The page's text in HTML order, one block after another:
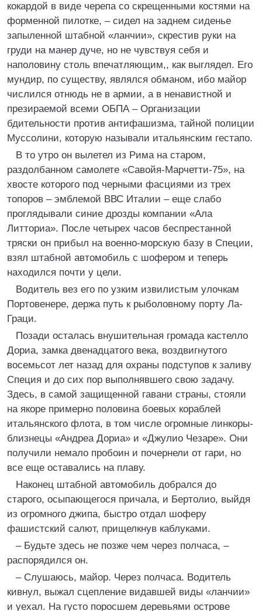
кокардой в виде черепа со скрещенными костями на
форменной пилотке, – сидел на заднем сиденье
запыленной штабной «ланчии», скрестив руки на
груди на манер дуче, но не чувствуя себя и
наполовину столь впечатляющим,, как выглядел. Его
мундир, по существу, являлся обманом, ибо майор
числился отнюдь не в армии, а в ненавистной и
презираемой всеми ОБПА – Организации
бдительности против антифашизма, тайной полиции
Муссолини, которую называли итальянским гестапо.
В то утро он вылетел из Рима на старом,
раздолбанном самолете «Савойя-Марчетти-75», на
хвосте которого под черными фасциями из трех
топоров – эмблемой ВВС Италии – еще слабо
проглядывали синие дрозды компании «Ала
Литториа». После четырех часов беспрестанной
тряски он прибыл на военно-морскую базу в Специи,
взял штабной автомобиль с шофером и теперь
находился почти у цели.
Водитель вез его по узким извилистым улочкам
Портовенере, держа путь к рыболовному порту Ла-
Граци.
Позади осталась внушительная громада кастелло
Дориа, замка двенадцатого века, воздвигнутого
восемьсот лет назад для охраны подступов к заливу
Специя и до сих пор выполнявшего свою задачу.
Здесь, в самой защищенной гавани страны, стояли
на якоре примерно половина боевых кораблей
итальянского флота, в том числе огромные линкоры-
близнецы «Андреа Дориа» и «Джулио Чезаре». Они
получили немало пробоин и почернели от гари, но
все еще оставались на плаву.
Наконец штабной автомобиль добрался до
старого, осыпающегося причала, и Бертолио, выйдя
из огромного джипа, быстро отдал шоферу
фашистский салют, прищелкнув каблуками.
– Будьте здесь не позже чем через полчаса, –
распорядился он.
– Слушаюсь, майор. Через полчаса. Водитель
кивнул, выжал сцепление видавшей виды «ланчии»
и уехал. На густо поросшем деревьями острове